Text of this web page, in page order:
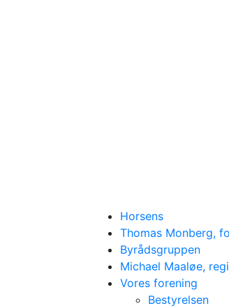
Horsens
Thomas Monberg,
Byrådsgruppen
Michael Maaløe,
Vores forening
Bestyrelsen